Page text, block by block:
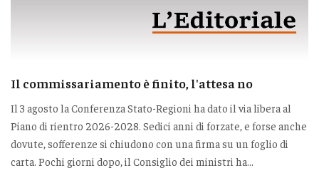
Il commissariamento è finito, l'attesa no
Il 3 agosto la Conferenza Stato-Regioni ha dato il via libera al
Piano di rientro 2026-2028. Sedici anni di forzate, e forse anche
dovute, sofferenze si chiudono con una firma su un foglio di
carta. Pochi giorni dopo, il Consiglio dei ministri ha...